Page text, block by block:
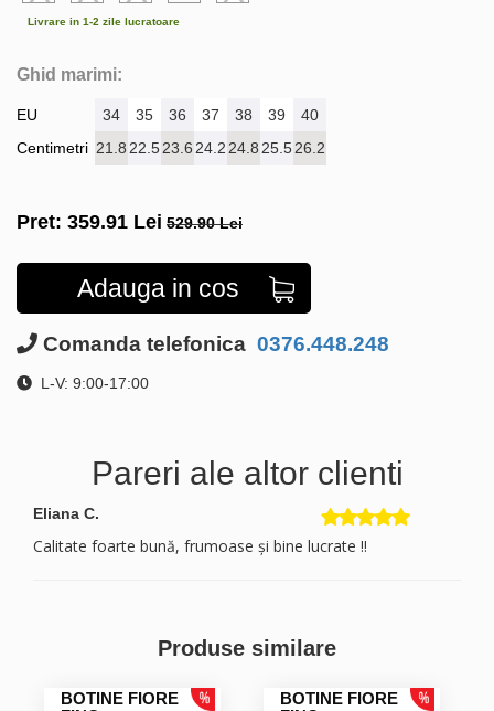
Livrare in 1-2 zile lucratoare
Ghid marimi:
EU
Centimetri
34 35 36 37 38 39
40
21.8 22.523.6 24.2 24.8 25.526.2
Pret: 359.91 Lei 529.90 Lei
Adauga in cos
Comanda telefonica 0376.448.248
L-V: 9:00-17:00
Pareri ale altor clienti
Eliana C.
Calitate foarte bună, frumoase și bine lucrate !!
Produse similare
BOTINE FIORE
BOTINE FIORE